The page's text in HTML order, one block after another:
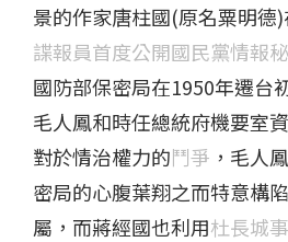
景的作家唐柱國(原名粟明德
諜報員首度公開國民黨情報
國防部保密局在1950年遷台
毛人鳳和時任總統府機要室
對於情治權力的鬥爭 ，毛人
密局的心腹葉翔之而特意構
屬，而蔣經國也利用杜長城